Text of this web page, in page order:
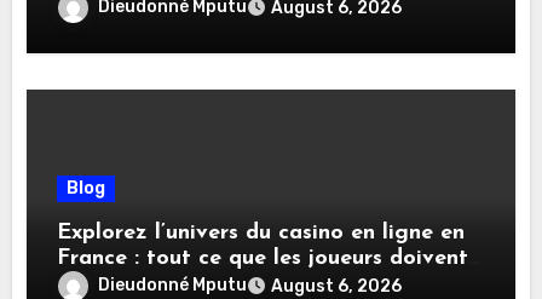
Dieudonné Mputu August 6, 2026
Blog
Explorez l’univers du casino en ligne en
France : tout ce que les joueurs doivent
savoirDieudonné Mputu August 6, 2026